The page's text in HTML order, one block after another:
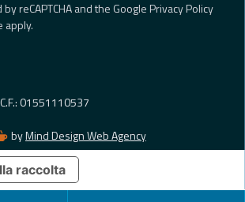
reCAPTCHA and the GooglePrivacy Policy
apply.
01551110537
byMind Design Web Agency
raccolta